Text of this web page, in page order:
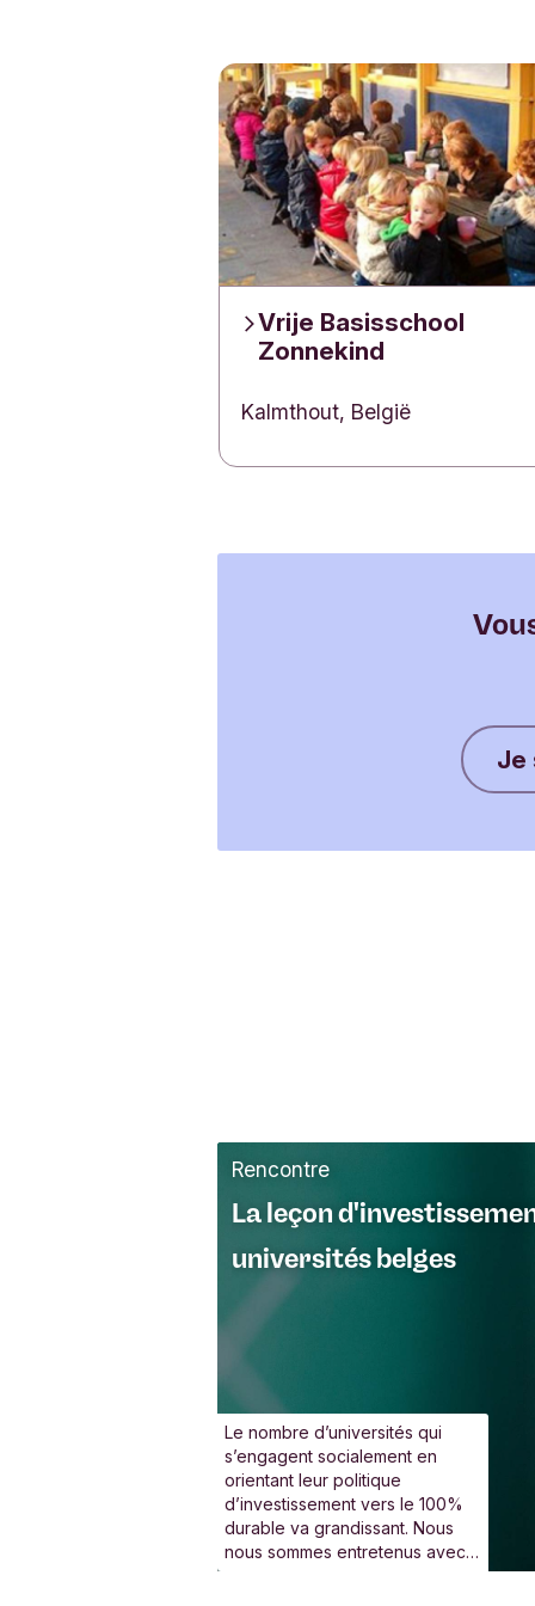
g
n
e
Vrije Basisschool
Zonnekind
Kalmthout, België
Je
La leçon
universités belges
Rencontre
Le nombre d’universités qui
s’engagent socialement en
orientant leur politique
d’investissement vers le 100%
durable va grandissant. Nous
nous sommes entretenus avec